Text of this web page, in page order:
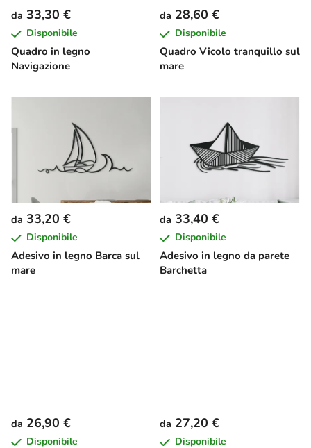
Quadro in legno
Navigazione
da 33,30 €
Disponibile
Quadro Vicolo tranquillo sul
mare
da 28,60 €
Disponibile
Adesivo in legno Barca sul
mare
da 33,20 €
Disponibile
Adesivo in legno da parete
Barchetta
da 33,40 €
Disponibile
da 26,90 €
Disponibile
da 27,20 €
Disponibile